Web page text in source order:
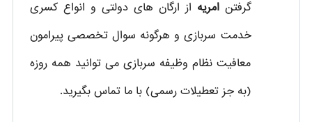
گرفتنامریه از ارگان های دولتی و انواع کسری
خدمت سربازی و هرگونه سوال تخصصی پیرامون
معافیت نظام وظیفه سربازی می توانید همه روزه
(به جز تعطیلات رسمی) با ما تماس بگیرید.